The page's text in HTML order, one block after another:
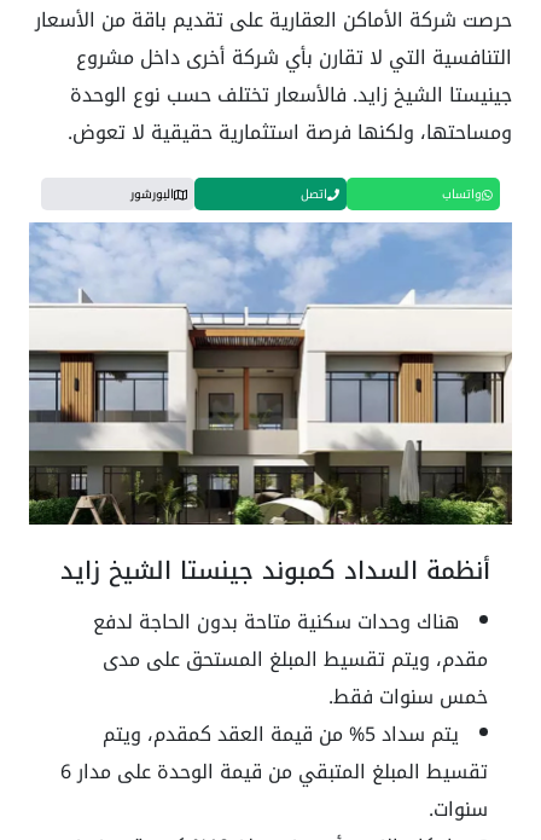
حرصت شركة الأماكن العقارية على تقديم باقة من الأسعار
التنافسية التي لا تقارن بأي شركة أخرى داخل مشروع
جينيستا الشيخ زايد. فالأسعار تختلف حسب نوع الوحدة
ومساحتها، ولكنها فرصة استثمارية حقيقية لا تعوض.
واتساب اتصل البورشور
أنظمة السداد كمبوند جينستا الشيخ زايد
هناك وحدات سكنية متاحة بدون الحاجة لدفع
مقدم، ويتم تقسيط المبلغ المستحق على مدى
خمس سنوات فقط.
يتم سداد 5% من قيمة العقد كمقدم، ويتم
تقسيط المبلغ المتبقي من قيمة الوحدة على مدار 6
سنوات.